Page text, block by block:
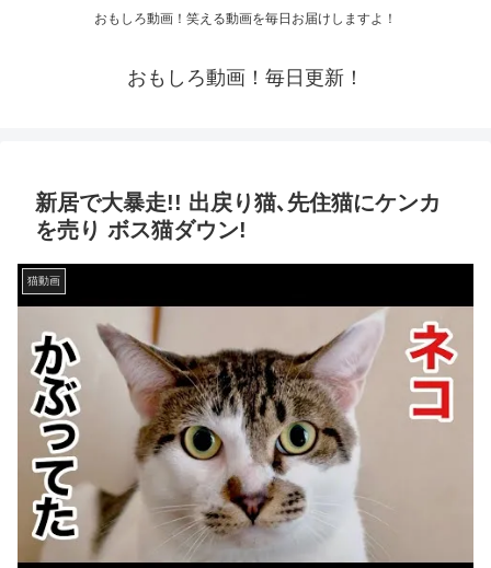
おもしろ動画！笑える動画を毎日お届けしますよ！
おもしろ動画！毎日更新！
新居で大暴走!! 出戻り猫､先住猫にケンカ
を売り ボス猫ダウン!
猫動画